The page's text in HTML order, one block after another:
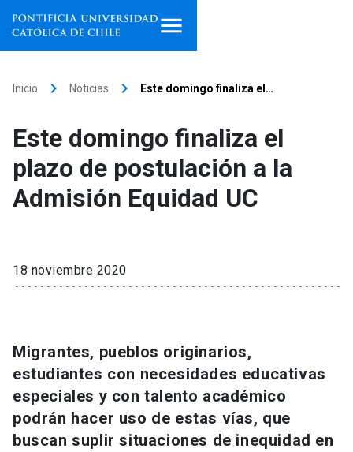
Facultades, escuelas e
institutos
Investigación
Extensión
Universidad
Información para keyboard_arrow_down
Futuros estudiantes
Go to english site launch
Inicio keyboard_arrow_right Noticias keyboard_arrow_right Este domingo finaliza el…
Este domingo finaliza el
plazo de postulación a la
Admisión Equidad UC
18 noviembre 2020
Migrantes, pueblos originarios,
estudiantes con necesidades educativas
especiales y con talento académico
podrán hacer uso de estas vías, que
buscan suplir situaciones de inequidad en